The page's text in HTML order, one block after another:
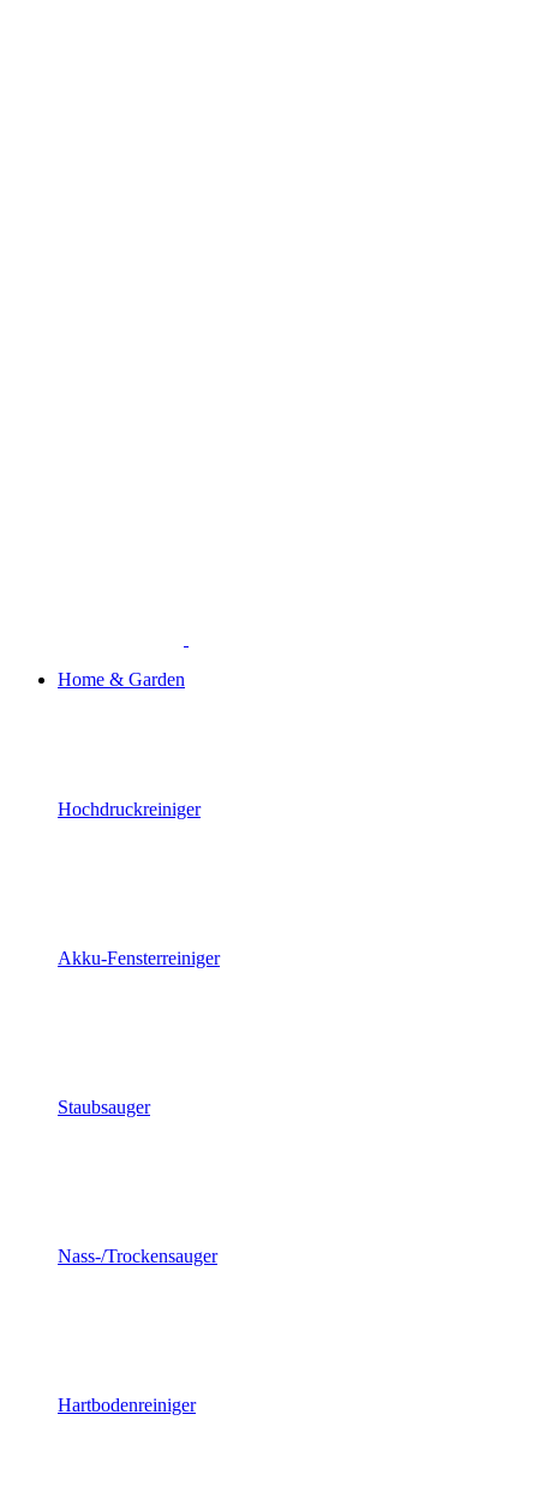
Home & Garden
Hochdruckreiniger
Akku-Fensterreiniger
Staubsauger
Nass-/Trockensauger
Hartbodenreiniger